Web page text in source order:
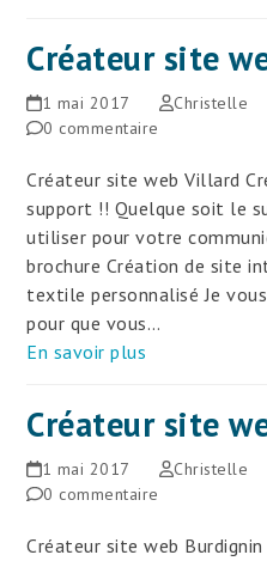
Créateur site
1 mai 2017 Christelle
0 commentaire
Créateur site web Villard
support !! Quelque soit le
utiliser pour votre
brochure Création de site
textile personnalisé Je
pour que vous…
En savoir plus
Créateur site
1 mai 2017 Christelle
0 commentaire
Créateur site web